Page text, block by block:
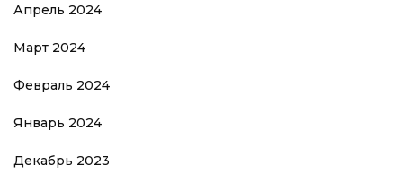
Апрель 2024
Март 2024
Февраль 2024
Январь 2024
Декабрь 2023